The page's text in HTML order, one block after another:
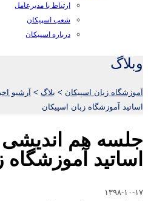
ارتباط با مدیرعامل
شعب اسپیکان
درباره اسپیکان
وبلاگ
آموزشگاه زبان اسپیکان > بلاگ > آرشیو
اساتید آموزشگاه زبان اسپیکان
اساتید آموزشگاه
۱۳۹۸-۱۰-۱۷